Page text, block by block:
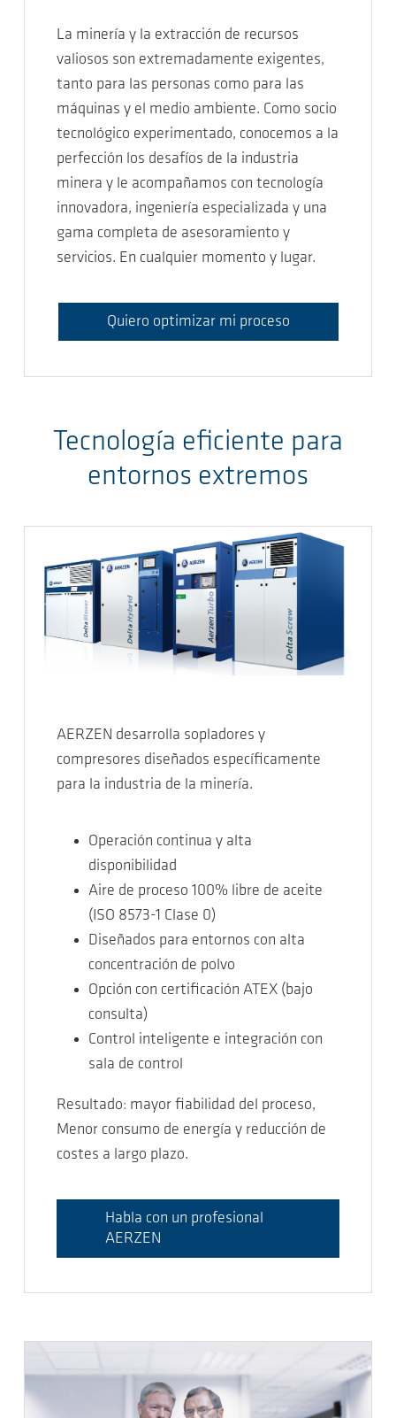
La minería y la extracción de recursos
valiosos son extremadamente exigentes,
tanto para las personas como para las
máquinas y el medio ambiente. Como socio
tecnológico experimentado, conocemos a la
perfección los desafíos de la industria
minera y le acompañamos con tecnología
innovadora, ingeniería especializada y una
gama completa de asesoramiento y
servicios. En cualquier momento y lugar.
Quiero optimizar mi proceso
Tecnología eficiente para
entornos extremos
AERZEN desarrolla sopladores y
compresores diseñados específicamente
para la industria de la minería.
Operación continua y alta
disponibilidad
Aire de proceso 100% libre de aceite
(ISO 8573-1 Clase 0)
Diseñados para entornos con alta
concentración de polvo
Opción con certificación ATEX (bajo
consulta)
Control inteligente e integración con
sala de control
Resultado: mayor fiabilidad del proceso,
Menor consumo de energía y reducción de
costes a largo plazo.
Habla con un profesional
AERZEN